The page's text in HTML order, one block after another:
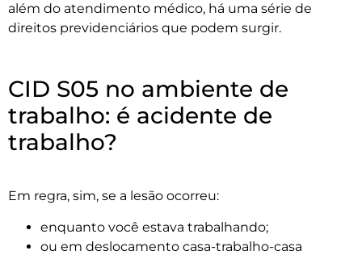
além do atendimento médico, há uma série de
direitos previdenciários que podem surgir.
CID S05 no ambiente de
trabalho: é acidente de
trabalho?
Em regra, sim, se a lesão ocorreu:
enquanto você estava trabalhando;
ou em deslocamento casa-trabalho-casa